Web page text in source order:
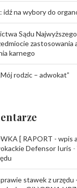
na wybory do
Sądu
zastosowania
karnego
rodzic – adwokat”
[ RAPORT - wpis
Defensor Iuris -
stawek z urzędu